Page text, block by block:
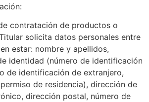
contratación de productos o
solicita datos personales entre
estar: nombre y apellidos,
identidad (número de identificación
de identificación de extranjero,
de residencia), dirección de
dirección postal, número de